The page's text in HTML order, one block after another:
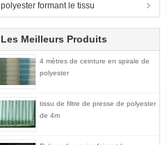
polyester formant le tissu
Les Meilleurs Produits
4 mètres de ceinture en spirale de
polyester
tissu de filtre de presse de polyester
de 4m